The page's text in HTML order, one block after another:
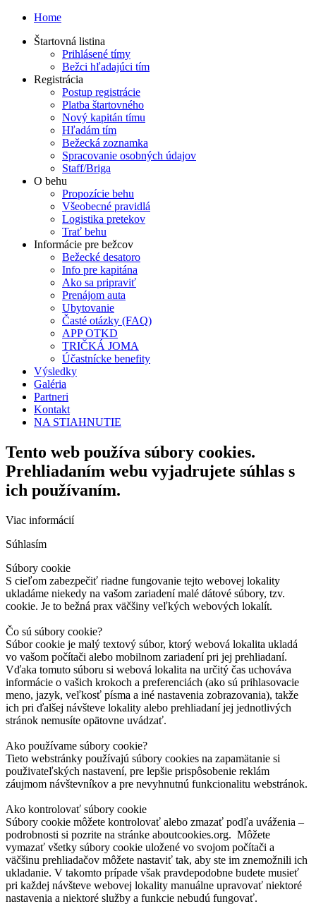
Home
Štartovná listina
Prihlásené tímy
Bežci hľadajúci tím
Registrácia
Postup registrácie
Platba štartovného
Nový kapitán tímu
Hľadám tím
Bežecká zoznamka
Spracovanie osobných údajov
Staff/Briga
O behu
Propozície behu
Všeobecné pravidlá
Logistika pretekov
Trať behu
Informácie pre bežcov
Bežecké desatoro
Info pre kapitána
Ako sa pripraviť
Prenájom auta
Ubytovanie
Časté otázky (FAQ)
APP OTKD
TRIČKÁ JOMA
Účastnícke benefity
Výsledky
Galéria
Partneri
Kontakt
NA STIAHNUTIE
Tento web používa súbory cookies.
Prehliadaním webu vyjadrujete súhlas s
ich používaním.
Viac informácií
Súhlasím
Súbory cookie
S cieľom zabezpečiť riadne fungovanie tejto webovej lokality
ukladáme niekedy na vašom zariadení malé dátové súbory, tzv.
cookie. Je to bežná prax väčšiny veľkých webových lokalít.
Čo sú súbory cookie?
Súbor cookie je malý textový súbor, ktorý webová lokalita ukladá
vo vašom počítači alebo mobilnom zariadení pri jej prehliadaní.
Vďaka tomuto súboru si webová lokalita na určitý čas uchováva
informácie o vašich krokoch a preferenciách (ako sú prihlasovacie
meno, jazyk, veľkosť písma a iné nastavenia zobrazovania), takže
ich pri ďalšej návšteve lokality alebo prehliadaní jej jednotlivých
stránok nemusíte opätovne uvádzať.
Ako používame súbory cookie?
Tieto webstránky používajú súbory cookies na zapamätanie si
použivateľských nastavení, pre lepšie prispôsobenie reklám
záujmom návštevníkov a pre nevyhnutnú funkcionalitu webstránok.
Ako kontrolovať súbory cookie
Súbory cookie môžete kontrolovať alebo zmazať podľa uváženia –
podrobnosti si pozrite na stránke aboutcookies.org. Môžete
vymazať všetky súbory cookie uložené vo svojom počítači a
väčšinu prehliadačov môžete nastaviť tak, aby ste im znemožnili ich
ukladanie. V takomto prípade však pravdepodobne budete musieť
pri každej návšteve webovej lokality manuálne upravovať niektoré
nastavenia a niektoré služby a funkcie nebudú fungovať.